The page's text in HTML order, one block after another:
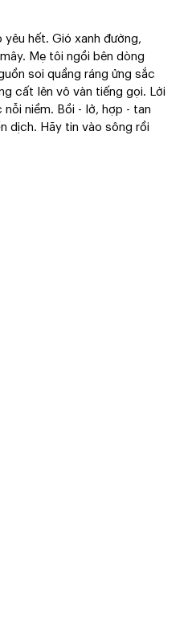
yêu hết. Gió xanh đường,
Mẹ tôi ngồi bên dòng
soi quầng ráng ửng sắc
cất lên vô vàn tiếng gọi. Lời
niềm. Bồi - lở, hợp - tan
dịch. Hãy tin vào sông rồi